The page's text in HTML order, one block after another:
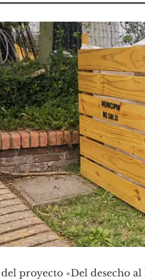
proyecto «Del desecho